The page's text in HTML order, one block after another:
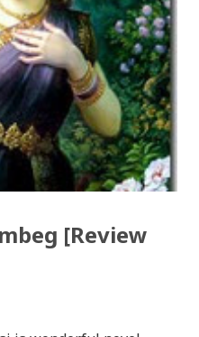
गितसंगितहरु व्यावसायिक
। इन्टरनेटमा भेटिएका
लागि राखिदिएको मात्र
हुनुहुन्छ र गित संगित यहाँबाट
। फेरी एकपटक शुभ दिपावलीको
।
[Review